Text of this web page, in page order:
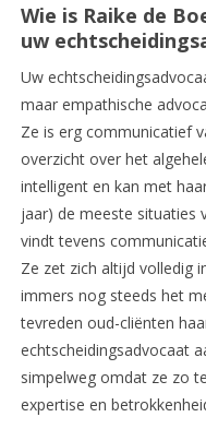
Wie is Raike de
uw
Uw
maar empathische
Ze is erg communicatief
overzicht over het
intelligent en kan met
jaar) de meeste situaties
vindt tevens
Ze zet zich altijd volledig
immers nog steeds het
tevreden oud-cliënten
echtscheidingsadvocaat
simpelweg omdat ze zo
expertise en